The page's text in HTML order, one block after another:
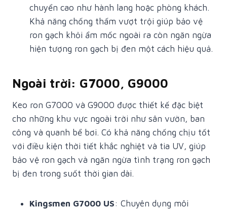
chuyển cao như hành lang hoặc phòng khách.
Khả năng chống thấm vượt trội giúp bảo vệ
ron gạch khỏi ẩm mốc ngoài ra còn ngăn ngừa
hiện tượng ron gạch bị đen một cách hiệu quả.
Ngoài trời: G7000, G9000
Keo ron G7000 và G9000 được thiết kế đặc biệt
cho những khu vực ngoài trời như sân vườn, ban
công và quanh bể bơi. Có khả năng chống chịu tốt
với điều kiện thời tiết khắc nghiệt và tia UV, giúp
bảo vệ ron gạch và ngăn ngừa tình trạng ron gạch
bị đen trong suốt thời gian dài.
Kingsmen G7000 US: Chuyên dụng môi